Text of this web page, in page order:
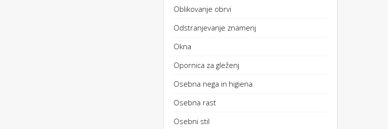
Oblikovanje obrvi
Odstranjevanje znamenj
Okna
Opornica za gleženj
Osebna nega in higiena
Osebna rast
Osebni stil